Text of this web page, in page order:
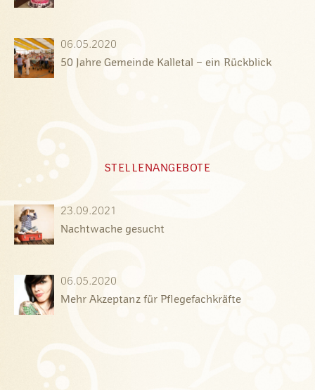
06.05.2020
50 Jahre Gemeinde Kalletal – ein Rückblick
STELLENANGEBOTE
23.09.2021
Nachtwache gesucht
06.05.2020
Mehr Akzeptanz für Pflegefachkräfte